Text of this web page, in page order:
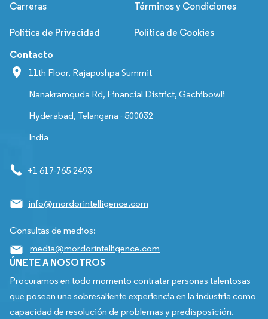
Carreras Términos y Condiciones
Política de Privacidad Política de Cookies
Contacto
11th Floor, Rajapushpa Summit
Nanakramguda Rd, Financial District, Gachibowli
Hyderabad, Telangana - 500032
India
+1 617-765-2493
info@mordorintelligence.com
Consultas de medios:
media@mordorintelligence.com
ÚNETE A NOSOTROS
Procuramos en todo momento contratar personas talentosas
que posean una sobresaliente experiencia en la industria como
capacidad de resolución de problemas y predisposición.